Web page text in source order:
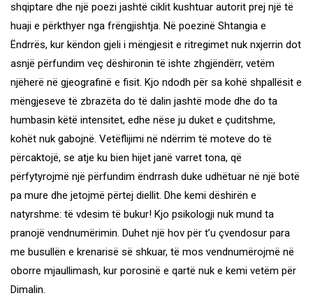
shqiptare dhe një poezi jashtë ciklit kushtuar autorit prej një të
huaji e përkthyer nga frëngjishtja. Në poezinë Shtangia e
Ëndrrës, kur këndon gjeli i mëngjesit e ritregimet nuk nxjerrin dot
asnjë përfundim veç dëshironin të ishte zhgjëndërr, vetëm
njëherë në gjeografinë e fisit. Kjo ndodh për sa kohë shpallësit e
mëngjeseve të zbrazëta do të dalin jashtë mode dhe do ta
humbasin këtë intensitet, edhe nëse ju duket e çuditshme,
kohët nuk gabojnë. Vetëflijimi në ndërrim të moteve do të
përcaktojë, se atje ku bien hijet janë varret tona, që
përfytyrojmë një përfundim ëndrrash duke udhëtuar në një botë
pa mure dhe jetojmë përtej diellit. Dhe kemi dëshirën e
natyrshme: të vdesim të bukur! Kjo psikologji nuk mund ta
pranojë vendnumërimin. Duhet një hov për t’u çvendosur para
me busullën e krenarisë së shkuar, të mos vendnumërojmë në
oborre mjaullimash, kur porosinë e qartë nuk e kemi vetëm për
Dimalin.